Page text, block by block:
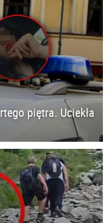
piętra. Uciekła